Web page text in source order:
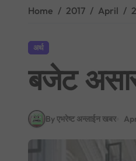
Home 2017 April
अर्थ
बजेट
By एभरेष्ट अन्लाईन खबर